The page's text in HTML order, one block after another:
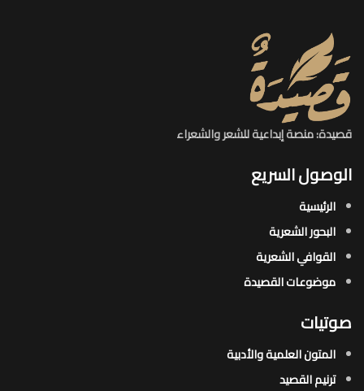
قصيدة: منصة إبداعية للشعر والشعراء
الوصول السريع
الرئيسية
البحور الشعرية​
القوافي الشعرية​
موضوعات القصيدة​
صوتيات
المتون العلمية والأدبية
ترنيم القصيد